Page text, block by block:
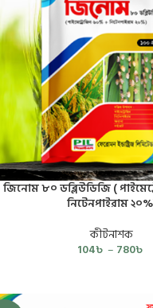
জিনোম ৮০ ডব্লিউডিজি (
নিটেনপাইরাম
কীটনাশক
104৳ – 780৳